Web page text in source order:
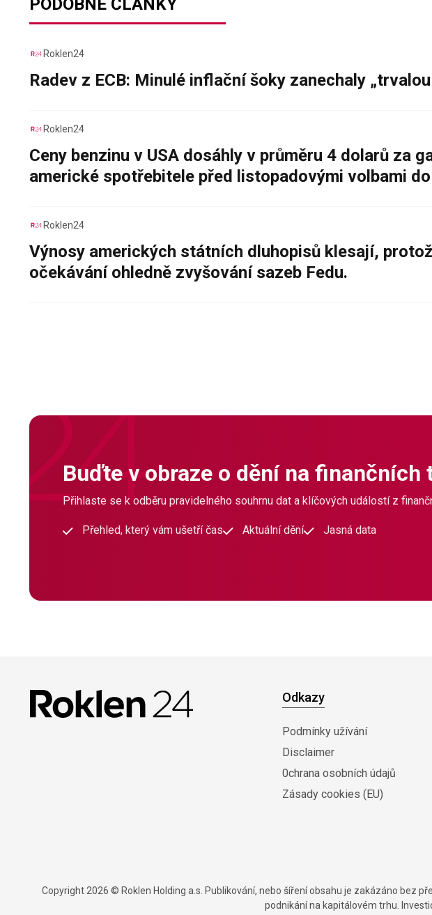
Roklen24
Radev z ECB: Minulé inflační šoky zanechaly
Roklen24
Ceny benzinu v USA dosáhly v průměru 4 dolarů za
americké spotřebitele před listopadovými volbami
Roklen24
Výnosy amerických státních dluhopisů klesají,
očekávání ohledně zvyšování sazeb Fedu.
Buďte v obraze o dění na finančních
Přihlaste se k odběru pravidelného souhrnu dat a klíčových událostí z
Přehled, který vám ušetří čas Aktuální dění Jasná data
Odkazy
Podmínky užívání
Disclaimer
0chrana osobních údajů
Zásady cookies (EU)
Copyright 2026 © Roklen Holding a.s. Publikování, nebo šíření obsahu je zakázáno bez
podnikání na kapitálovém trhu.